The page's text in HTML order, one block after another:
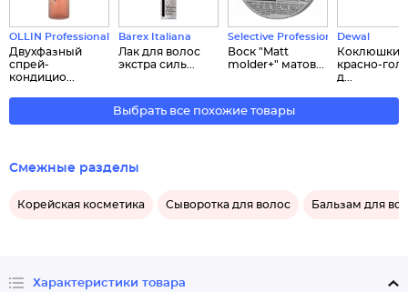
OLLIN Professional
Двухфазный
спрей-
кондицио...
Barex Italiana
Лак для волос
экстра силь...
Selective Professional
Воск "Matt
molder+" матов...
Dewal
Коклюшки
красно-
д...
Выбрать все похожие товары
Смежные разделы
Корейская косметика Сыворотка для волос Бальзам для
Характеристики товара